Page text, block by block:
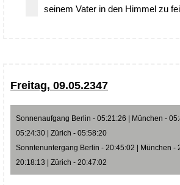
seinem Vater in den Himmel zu
Freitag, 09.05.2347
Sonnenaufgang Berlin - 05:21:26 | München -
05:24:30 | Zürich - 05:58:20
Sonntenuntergang Berlin - 20:45:02 | München -
20:18:13 | Zürich - 20:47:02